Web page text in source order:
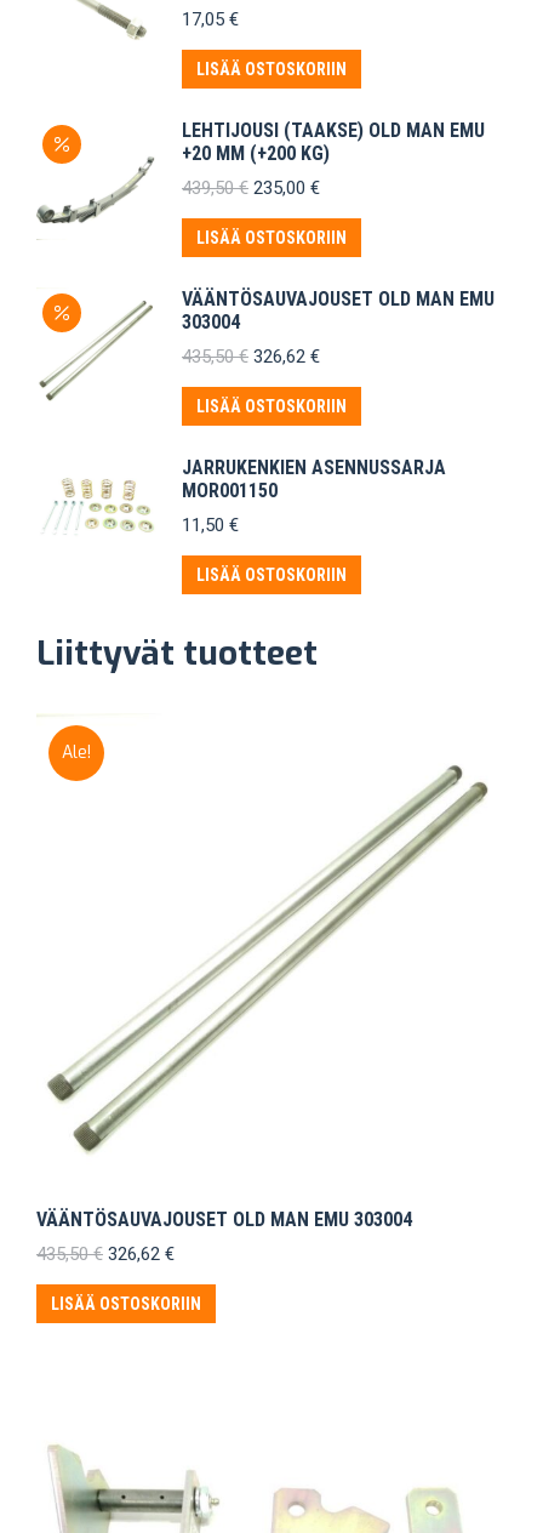
17,05 €
LISÄÄ OSTOSKORIIN
LEHTIJOUSI (TAAKSE) OLD MAN EMU
+20 MM (+200 KG)
439,50€ Alkuperäinen
oli:
439,50 €.
235,00 €Nykyinen
on:
235,00 €.
LISÄÄ OSTOSKORIIN
VÄÄNTÖSAUVAJOUSET OLD MAN EMU
303004
435,50€ Alkuperäinen
oli:
435,50 €.
326,62 €Nykyinen
on:
326,62 €.
LISÄÄ OSTOSKORIIN
JARRUKENKIEN ASENNUSSARJA
MOR001150
11,50 €
LISÄÄ OSTOSKORIIN
Liittyvät tuotteet
Ale!
VÄÄNTÖSAUVAJOUSET OLD MAN EMU 303004
435,50€ Alkuperäinen
oli:
435,50 €.
326,62 €Nykyinen
on:
326,62 €.
LISÄÄ OSTOSKORIIN